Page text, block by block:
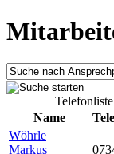
Name
Wöhrle
Markus